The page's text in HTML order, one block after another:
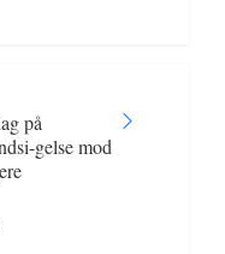
på
gelse mod